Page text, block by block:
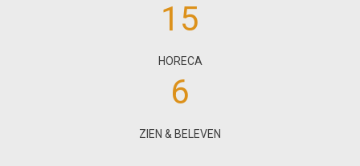
15
HORECA
6
ZIEN & BELEVEN